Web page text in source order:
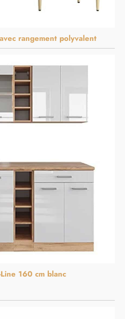
rangement polyvalent
160 cm blanc